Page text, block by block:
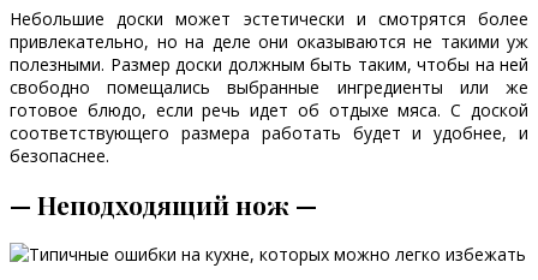
Небольшие доски может эстетически и смотрятся более
привлекательно, но на деле они оказываются не такими уж
полезными. Размер доски должным быть таким, чтобы на ней
свободно помещались выбранные ингредиенты или же
готовое блюдо, если речь идет об отдыхе мяса. С доской
соответствующего размера работать будет и удобнее, и
безопаснее.
— Неподходящий нож —